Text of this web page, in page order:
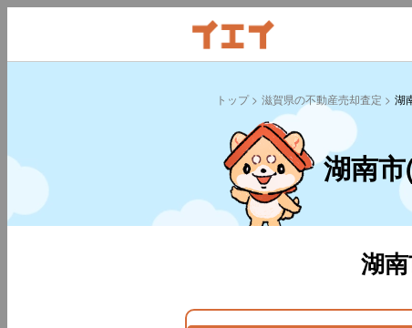
トップ 滋賀県の不動産売却査定 湖
湖南
湖